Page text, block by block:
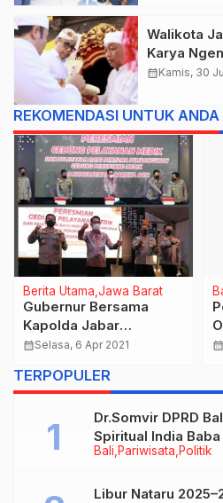
Walikota
Karya
Gunung
calendar_monthKamis, 30
REKOMENDASI UNTUK ANDA
Berita Utama Jawa Barat
Gubernur Bersama
Kapolda Jabar
Resmikan Gedung
calendar_monthSelasa, 6 Apr 2021 calendar_month
TERPOPULER
Bali Pariwisata Politik
Dr.Somvir DPRD
Spiritual India
Libur Nataru